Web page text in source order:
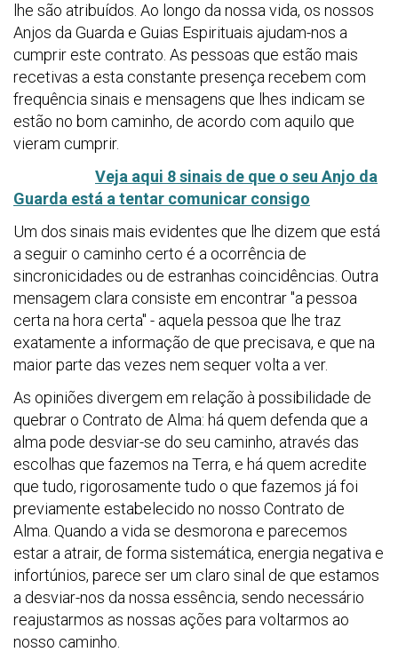
lhe são atribuídos. Ao longo da nossa vida, os nossos
Anjos da Guarda e Guias Espirituais ajudam-nos a
cumprir este contrato. As pessoas que estão mais
recetivas a esta constante presença recebem com
frequência sinais e mensagens que lhes indicam se
estão no bom caminho, de acordo com aquilo que
vieram cumprir.
Veja aqui 8 sinais de que o seu Anjo da
Guarda está a tentar comunicar consigo
Um dos sinais mais evidentes que lhe dizem que está
a seguir o caminho certo é a ocorrência de
sincronicidades ou de estranhas coincidências. Outra
mensagem clara consiste em encontrar "a pessoa
certa na hora certa" - aquela pessoa que lhe traz
exatamente a informação de que precisava, e que na
maior parte das vezes nem sequer volta a ver.
As opiniões divergem em relação à possibilidade de
quebrar o Contrato de Alma: há quem defenda que a
alma pode desviar-se do seu caminho, através das
escolhas que fazemos na Terra, e há quem acredite
que tudo, rigorosamente tudo o que fazemos já foi
previamente estabelecido no nosso Contrato de
Alma. Quando a vida se desmorona e parecemos
estar a atrair, de forma sistemática, energia negativa e
infortúnios, parece ser um claro sinal de que estamos
a desviar-nos da nossa essência, sendo necessário
reajustarmos as nossas ações para voltarmos ao
nosso caminho.